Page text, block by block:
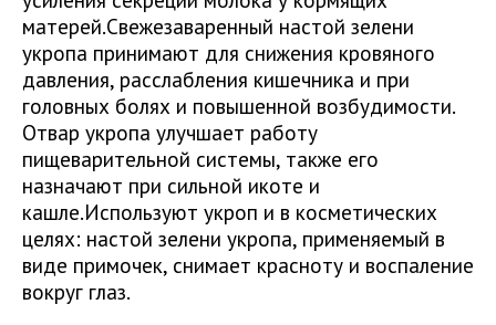
матерей.Свежезаваренный настой зелени
укропа принимают для снижения кровяного
давления, расслабления кишечника и при
головных болях и повышенной возбудимости.
Отвар укропа улучшает работу
пищеварительной системы, также его
назначают при сильной икоте и
кашле.Используют укроп и в косметических
целях: настой зелени укропа, применяемый в
виде примочек, снимает красноту и воспаление
вокруг глаз.